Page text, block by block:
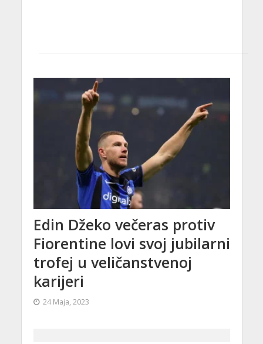
Edin Džeko večeras protiv
Fiorentine lovi svoj jubilarni
trofej u veličanstvenoj
karijeri
24 Maja, 2023